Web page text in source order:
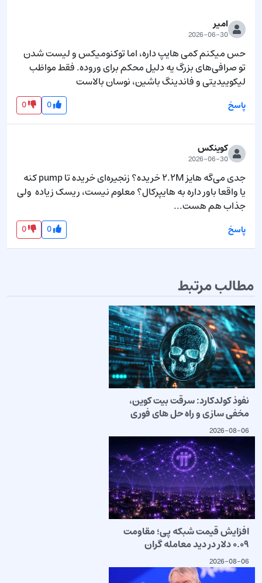
امیر
2026-06-30
لیکوییدیتی و فاندینگ باشین، نوسان بالاست
پاسخ 0
0
کوینکس
2026-06-30
جذاب هم هست...
پاسخ 0
0
مطالب مرتبط
نفوذ کولدکارد: سرقت بیت کوین،
مخفی سازی و راه حل های فوری
2026-08-06
افزایش قیمت شبکه پی؛ مقاومت
۰.۰۹ دلار در دید معامله گران
2026-08-06